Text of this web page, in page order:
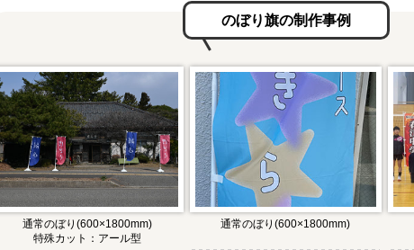
のぼり旗の制作事例
通常のぼり(600×1800mm)
特殊カット：アール型
通常のぼり(600×1800mm)